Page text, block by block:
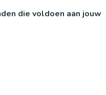
die voldoen aan jouw